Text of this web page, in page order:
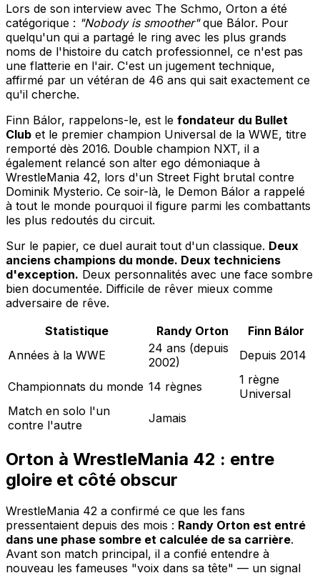
Lors de son interview avec The Schmo, Orton a été
catégorique : "Nobody is smoother"que Bálor. Pour
quelqu'un qui a partagé le ring avec les plus grands
noms de l'histoire du catch professionnel, ce n'est pas
une flatterie en l'air. C'est un jugement technique,
affirmé par un vétéran de 46 ans qui sait exactement ce
qu'il cherche.
Finn Bálor, rappelons-le, est le fondateur du Bullet
Club et le premier champion Universal de la WWE, titre
remporté dès 2016. Double champion NXT, il a
également relancé son alter ego démoniaque à
WrestleMania 42, lors d'un Street Fight brutal contre
Dominik Mysterio. Ce soir-là, le Demon Bálor a rappelé
à tout le monde pourquoi il figure parmi les combattants
les plus redoutés du circuit.
Sur le papier, ce duel aurait tout d'un classique. Deux
anciens champions du monde. Deux techniciens
d'exception. Deux personnalités avec une face sombre
bien documentée. Difficile de rêver mieux comme
adversaire de rêve.
Statistique
Randy Orton
Finn Bálor
Années à la WWE
24 ans (depuis
2002)
Depuis 2014
Championnats du monde 14 règnes
1 règne
Universal
Match en solo l'un
contre l'autre
Jamais
Orton à WrestleMania 42 : entre
gloire et côté obscur
WrestleMania 42 a confirmé ce que les fans
pressentaient depuis des mois : Randy Orton est entré
dans une phase sombre et calculée de sa carrière.
Avant son match principal, il a confié entendre à
nouveau les fameuses "voix dans sa tête" — un signal